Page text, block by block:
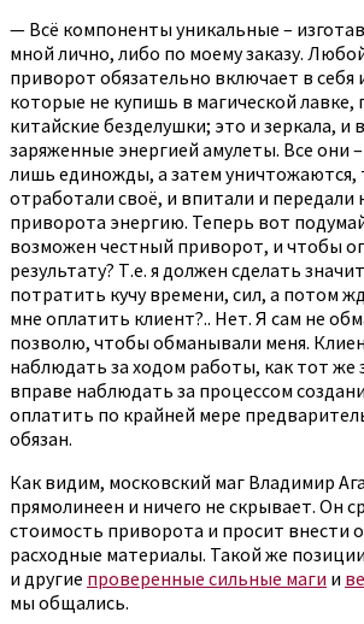
— Всё компоненты уникальные –
мной лично, либо по моему заказу.
приворот обязательно включает в себя
которые не купишь в магической лавке,
китайские безделушки; это и зеркала, и
заряженные энергией амулеты. Все они
лишь единожды, а затем уничтожаются,
отработали своё, и впитали и передали
приворота энергию. Теперь вот
возможен честный приворот, и чтобы
результату? Т.е. я должен сделать
потратить кучу времени, сил, а потом
мне оплатить клиент?.. Нет. Я сам не
позволю, чтобы обманывали меня.
наблюдать за ходом работы, как тот же
вправе наблюдать за процессом
оплатить по крайней мере
обязан.
Как видим, московский маг Владимир
прямолинеен и ничего не скрывает. Он
стоимость приворота и просит внести
расходные материалы. Такой же
и другие проверенные сильные маги и
мы общались.